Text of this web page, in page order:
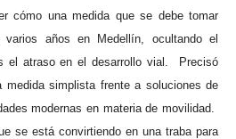
cómo una medida que se debe tomar
años en Medellín, ocultando el
el atraso en el desarrollo vial.
Precisó
simplista frente a soluciones de
modernas en materia de movilidad.
se está convirtiendo en una traba para